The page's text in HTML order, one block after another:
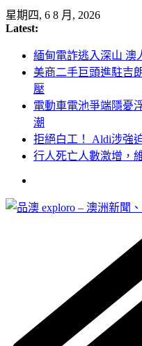
Skip
to
content
星期四, 6 8 月, 2026
Latest:
緬甸電詐逃入深山 澳
美商二手巨頭進駐吉
壓
電動車電池爭端隱憂
潮
拒絕白工！ Aldi涉強
行人死亡人數激增，